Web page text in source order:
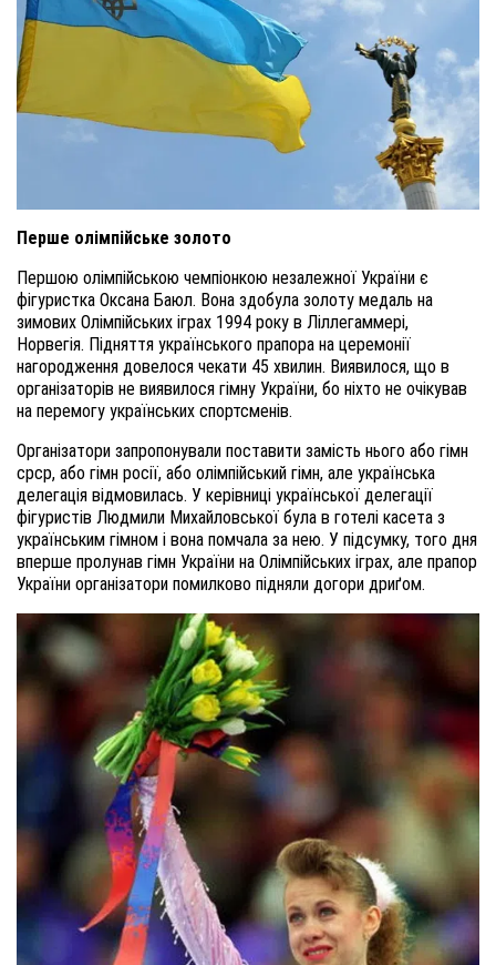
Перше олімпійське золото
Першою олімпійською чемпіонкою незалежної України є
фігуристка Оксана Баюл. Вона здобула золоту медаль на
зимових Олімпійських іграх 1994 року в Ліллегаммері,
Норвегія. Підняття українського прапора на церемонії
нагородження довелося чекати 45 хвилин. Виявилося, що в
організаторів не виявилося гімну України, бо ніхто не очікував
на перемогу українських спортсменів.
Організатори запропонували поставити замість нього або гімн
срср, або гімн росії, або олімпійський гімн, але українська
делегація відмовилась. У керівниці української делегації
фігуристів Людмили Михайловської була в готелі касета з
українським гімном і вона помчала за нею. У підсумку, того дня
вперше пролунав гімн України на Олімпійських іграх, але прапор
України організатори помилково підняли догори дриґом.